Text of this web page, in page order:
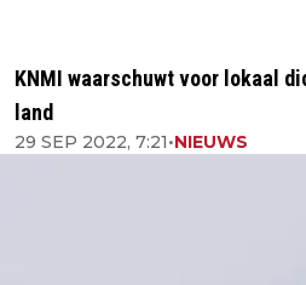
KNMI waarschuwt voor lokaal
land
29 SEP 2022, 7:21•NIEUWS